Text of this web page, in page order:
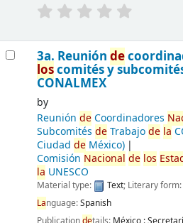
3a. Reunión de
loscomités y
CONALMEX
by
Reunión deCoordinadores
Subcomités deTrabajode la
Ciudad deMéxico)
Comisión Nacional de los
la UNESCO
Material type: Text; Literary form:
Language:Spanish